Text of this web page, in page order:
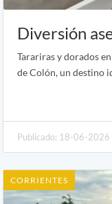
Diversión
Tarariras y dorados
de Colón, un destino
Publicado: 18-06-
CORRIENTES